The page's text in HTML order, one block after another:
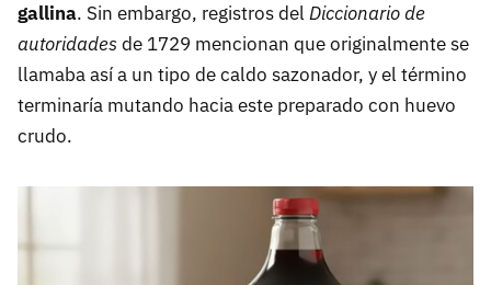
gallina. Sin embargo, registros del Diccionario de
autoridadesde 1729 mencionan que originalmente se
llamaba así a un tipo de caldo sazonador, y el término
terminaría mutando hacia este preparado con huevo
crudo.